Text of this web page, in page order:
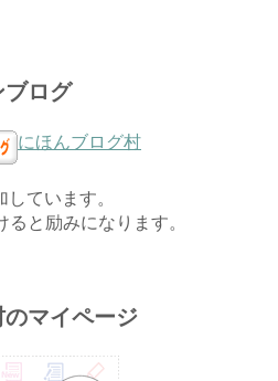
ブログ
にほんブログ村
ています。
と励みになります。
のマイページ